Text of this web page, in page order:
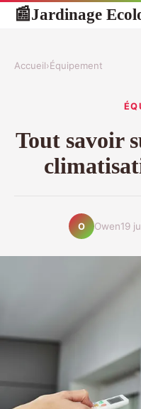
📰Jardinage
Accueil›Équipement
Tout savoir
O Owen19